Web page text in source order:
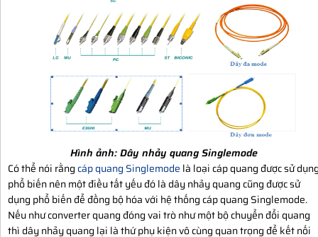
Hình ảnh:Dây nhảy quang Singlemode
Có thể nói rằng cáp quang Singlemode là loại cáp quang được sử
phổ biến nên một điều tất yếu đó là dây nhảy quang cũng được sử
dụng phổ biến để đồng bộ hóa với hệ thống cáp quang Singlemode.
Nếu như converter quang đóng vai trò như một bộ chuyển đổi quang
thì dây nhảy quang lại là thứ phụ kiện vô cùng quan trọng để kết nối